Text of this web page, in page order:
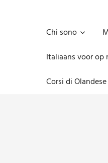
imprescindibile,
inevitabile
Mammamsterdam
oggi
anche
Chi sono
Italiaans voor op
Corsi di